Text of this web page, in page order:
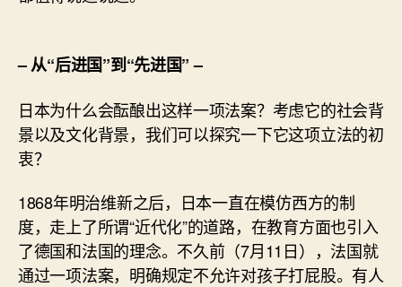
– 从“后进国”到“先进国” –
日本为什么会酝酿出这样一项法案？考虑它的社会背
景以及文化背景，我们可以探究一下它这项立法的初
衷？
1868年明治维新之后，日本一直在模仿西方的制
度，走上了所谓“近代化”的道路，在教育方面也引入
了德国和法国的理念。不久前（7月11日），法国就
通过一项法案，明确规定不允许对孩子打屁股。有人